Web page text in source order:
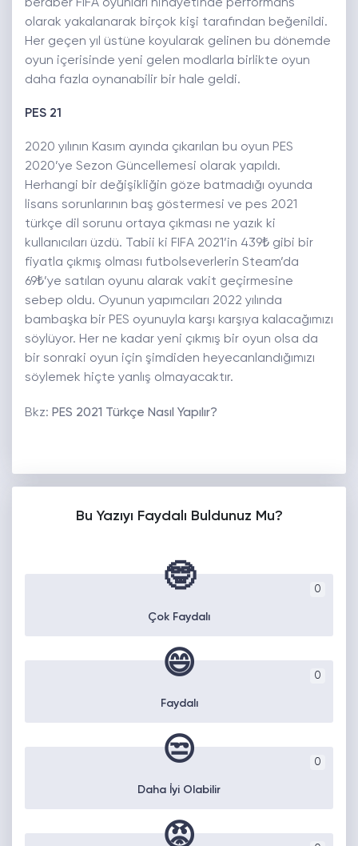
beraber FIFA oyunları nihayetinde performans
olarak yakalanarak birçok kişi tarafından beğenildi.
Her geçen yıl üstüne koyularak gelinen bu dönemde
oyun içerisinde yeni gelen modlarla birlikte oyun
daha fazla oynanabilir bir hale geldi.
PES 21
2020 yılının Kasım ayında çıkarılan bu oyun PES
2020’ye Sezon Güncellemesi olarak yapıldı.
Herhangi bir değişikliğin göze batmadığı oyunda
lisans sorunlarının baş göstermesi ve pes 2021
türkçe dil sorunu ortaya çıkması ne yazık ki
kullanıcıları üzdü. Tabii ki FIFA 2021’in 439₺ gibi bir
fiyatla çıkmış olması futbolseverlerin Steam’da
69₺’ye satılan oyunu alarak vakit geçirmesine
sebep oldu. Oyunun yapımcıları 2022 yılında
bambaşka bir PES oyunuyla karşı karşıya kalacağımızı
söylüyor. Her ne kadar yeni çıkmış bir oyun olsa da
bir sonraki oyun için şimdiden heyecanlandığımızı
söylemek hiçte yanlış olmayacaktır.
Bkz: PES 2021 Türkçe Nasıl Yapılır?
Bu Yazıyı Faydalı Buldunuz Mu?
0
🤓
Çok Faydalı
0
😄
Faydalı
0
😒
Daha İyi Olabilir
😡